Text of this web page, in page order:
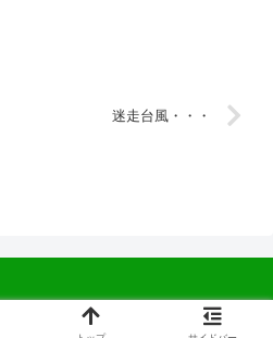
迷走台風・・・
広会長ブログ.